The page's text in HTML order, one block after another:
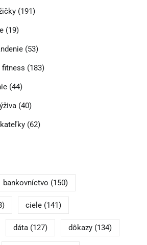
(191)
(19)
(53)
fitness (183)
(44)
(40)
(62)
bankovníctvo (150)
ciele(141)
dáta(127) dôkazy(134)